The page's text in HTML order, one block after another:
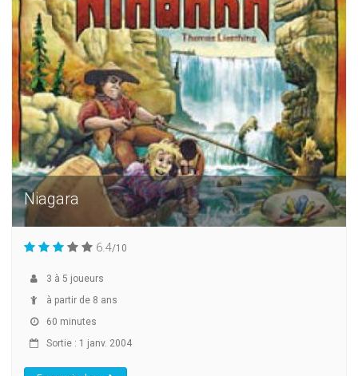
Niagara
6.4/10
3 à 5 joueurs
à partir de 8 ans
60 minutes
Sortie : 1 janv. 2004